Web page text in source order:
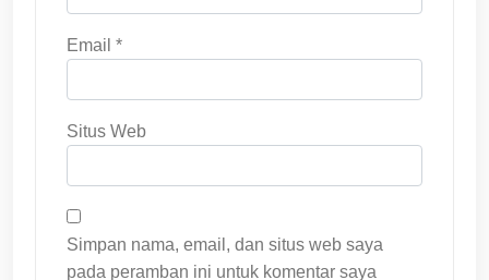
Email *
Situs Web
Simpan nama, email, dan situs web saya
pada peramban ini untuk komentar saya